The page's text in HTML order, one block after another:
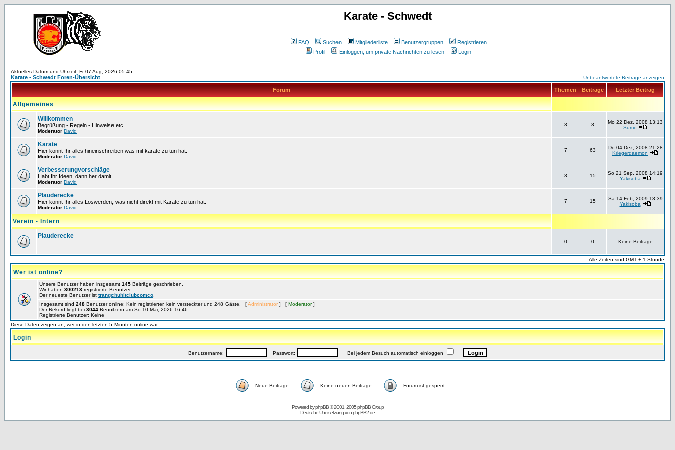
Karate - Schwedt
FAQ Suchen Mitgliederliste Benutzergruppen
Registrieren
Profil
Einloggen, um private Nachrichten zu lesen Login
Aktuelles Datum und Uhrzeit: Fr 07 Aug, 2026 05:45
Karate - Schwedt Foren-Übersicht Unbeantwortete Beiträge anzeigen
Forum Themen Beiträge Letzter Beitrag
Allgemeines
Willkommen
Begrüßung - Regeln - Hinweise etc.
Moderator David
3 3
Mo 22 Dez, 2008 13:13
Sumo
Karate
Hier könnt Ihr alles hineinschreiben was mit karate zu tun hat.
Moderator David
7 63
Do 04 Dez, 2008 21:28
Kriegerdaemon
Verbesserungvorschläge
Habt Ihr Ideen, dann her damit
Moderator David
3 15
So 21 Sep, 2008 14:19
Yakisoba
Plauderecke
Hier könnt Ihr alles Loswerden, was nicht direkt mit Karate zu tun hat.
Moderator David
7 15
Sa 14 Feb, 2009 13:39
Yakisoba
Verein - Intern
Plauderecke
0 0 Keine Beiträge
Alle Zeiten sind GMT + 1 Stunde
Wer ist online?
Unsere Benutzer haben insgesamt 145 Beiträge geschrieben.
Wir haben 300213 registrierte Benutzer.
Der neueste Benutzer ist trangchuhitclubcomco
Insgesamt sind 248 Benutzer online: Kein registrierter, kein versteckter und 248 Gäste. [Administrator ] [ Moderator]
Der Rekord liegt bei 3044 Benutzern am So 10 Mai, 2026 16:46.
Registrierte Benutzer: Keine
Diese Daten zeigen an, wer in den letzten 5 Minuten online war.
Login
Benutzername: Passwort: Bei jedem Besuch automatisch einloggen
Neue Beiträge Keine neuen Beiträge Forum ist gesperrt
Powered byphpBB© 2001, 2005 phpBB Group
Deutsche Übersetzung vonphpBB2.de